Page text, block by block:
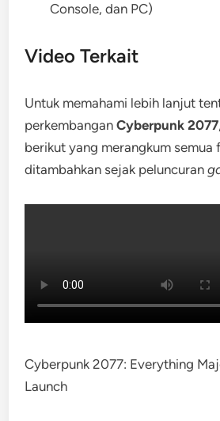
Console, dan PC)
Video Terkait
Untuk memahami lebih lanjut
perkembanganCyberpunk 2077
berikut yang merangkum semua
ditambahkan sejak peluncuran
Cyberpunk 2077: Everything
Launch